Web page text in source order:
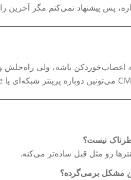
پس پیشنهاد نمی‌کنم مگر آخرین
اعصاب‌خوردکن باشه، ولی راه‌حلش
نیست؟
رو مثل قبل ساده‌تر می‌کنه.
مشکل برمی‌گرده؟